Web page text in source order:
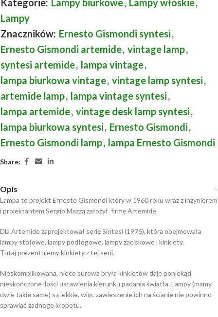
Kategorie: Lampy biurkowe, Lampy włoskie,
Lampy
Znaczników: Ernesto Gismondi syntesi,
Ernesto Gismondi artemide, vintage lamp,
syntesi artemide, lampa vintage,
lampa biurkowa vintage, vintage lamp syntesi,
artemide lamp, lampa vintage syntesi,
lampa artemide, vintage desk lamp syntesi,
lampa biurkowa syntesi, Ernesto Gismondi,
Ernesto Gismondi lamp, lampa Ernesto Gismondi
Share:
Opis
Lampa to projekt Ernesto Gismondi który w 1960 roku wraz z inżynierem
i projektantem Sergio Mazzą założył firmę Artemide.
Dla Artemide zaprojektował serię Sintesi (1976), która obejmowała
lampy stołowe, lampy podłogowe, lampy zaciskowe i kinkiety.
Tutaj prezentujemy kinkiety z tej serii.
Nieskomplikowana, nieco surowa bryła kinkietów daje poniekąd
nieskończone ilości ustawienia kierunku padania światła. Lampy (mamy
dwie takie same) są lekkie, więc zawieszenie ich na ścianie nie powinno
sprawiać żadnego kłopotu.